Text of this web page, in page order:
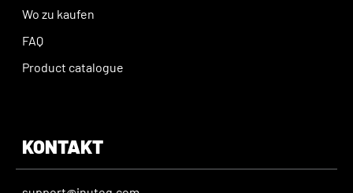
Wo zu kaufen
FAQ
Product catalogue
KONTAKT